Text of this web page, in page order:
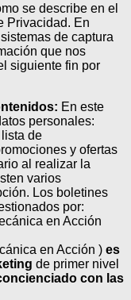
se describe en el
Privacidad. En
de captura
que nos
siguiente fin por
En este
personales:
de
y ofertas
al realizar la
varios
Los boletines
por:
en Acción
en Acción ) es
de primer nivel
con las